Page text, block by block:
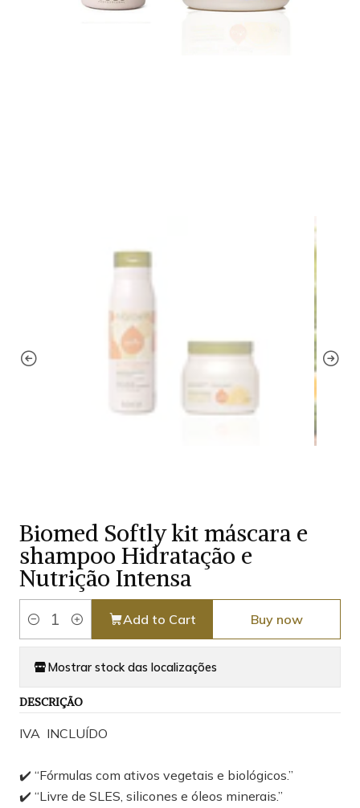
Biomed Softly kit máscara e
shampoo Hidratação e
Nutrição Intensa
Quantity
Add to Cart Buy now
Mostrar stock das localizações
DESCRIÇÃO
IVA INCLUÍDO
✔️ “Fórmulas com ativos vegetais e biológicos.”
✔️ “Livre de SLES, silicones e óleos minerais.”